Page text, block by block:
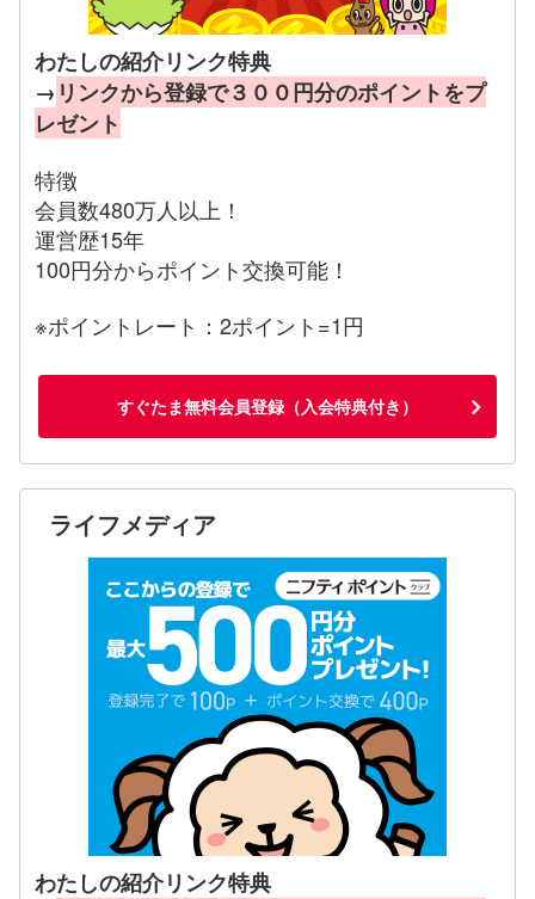
わたしの紹介リンク特典
→ リンクから登録で３００円分のポイントをプ
レゼント
特徴
会員数480万人以上！
運営歴15年
100円分からポイント交換可能！
※ポイントレート：2ポイント=1円
すぐたま無料会員登録（入会特典付き）
ライフメディア
わたしの紹介リンク特典